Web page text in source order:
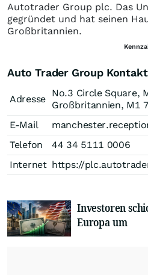
Autotrader Group plc. Das
gegründet und hat seinen
Großbritannien.
Auto Trader Group Kontakt
Adresse
No.3 Circle Square,
Großbritannien, M1
E-Mail
Telefon
44 34 5111 0006
Internet https://
Investoren
Europa um